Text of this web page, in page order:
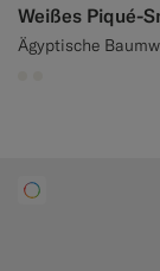
Weißes Piqué-
Ägyptische